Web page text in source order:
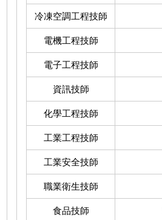
冷凍空調工程技師
電機工程技師
電子工程技師
資訊技師
化學工程技師
工業工程技師
工業安全技師
職業衛生技師
食品技師